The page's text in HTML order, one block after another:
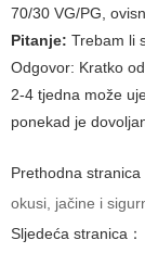
70/30 VG/PG,
Pitanje: Trebam li
Odgovor: Kratko
2-4 tjedna može
ponekad je
Prethodna stranica
okusi, jačine i
Sljedeća stranica：